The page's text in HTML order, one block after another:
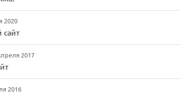
2020
2017
2016